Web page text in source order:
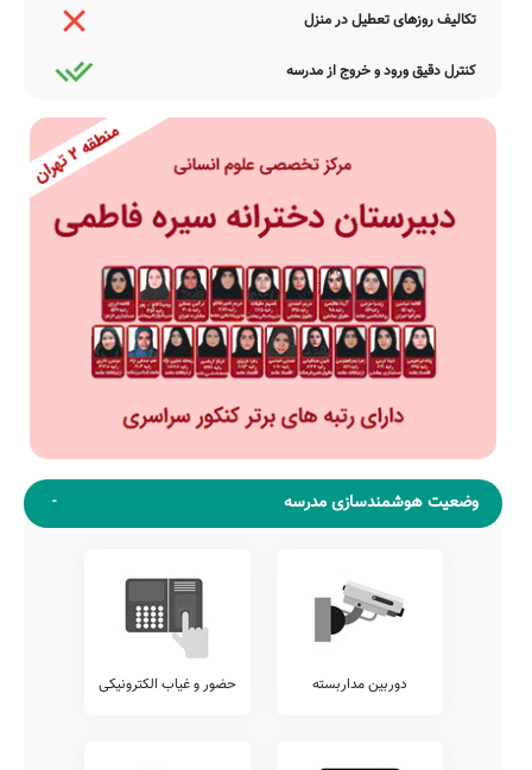
تکالیف روزهای تعطیل در منزل
کنترل دقیق ورود و خروج از مدرسه
وضعیت هوشمندسازی مدرسه
دوربین مداربسته حضور و غیاب الکترونیکی